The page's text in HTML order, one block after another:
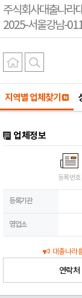
주식회사대출나라
2025-서울강남-
지역별 업체찾기
업체정보
등록번호
등록기관
영업소
대출나라
연락처